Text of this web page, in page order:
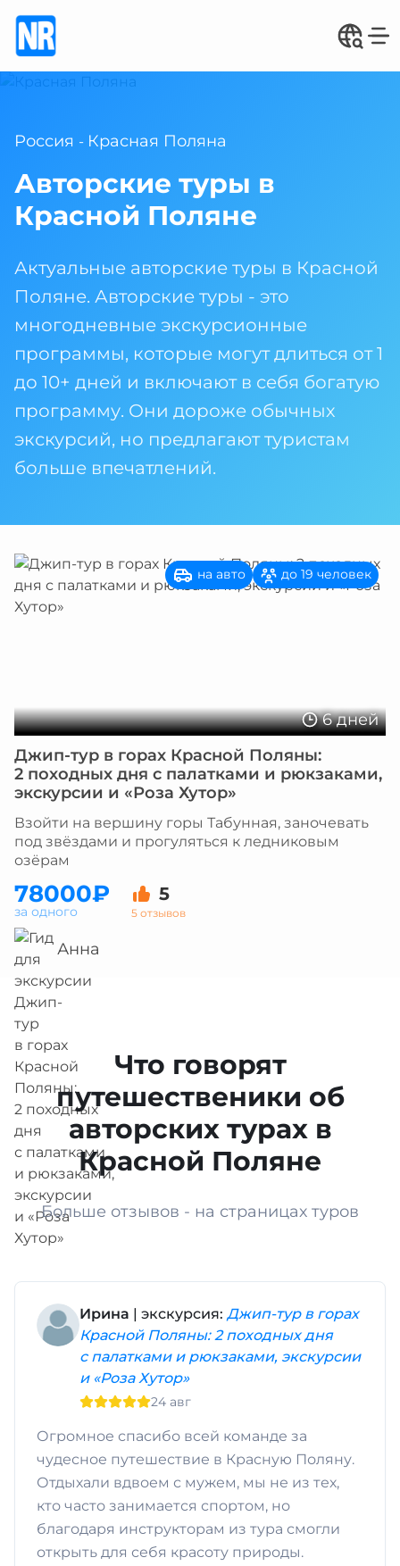
Россия - Красная Поляна
Авторские туры в
Красной Поляне
Актуальные авторские туры в Красной
Поляне. Авторские туры - это
многодневные экскурсионные
программы, которые могут длиться от 1
до 10+ дней и включают в себя богатую
программу. Они дороже обычных
экскурсий, но предлагают туристам
больше впечатлений.
6 дней
на авто до 19 человек
Джип-тур в горах Красной Поляны:
2 походных дня с палатками и рюкзаками,
экскурсии и «Роза Хутор»
Взойти на вершину горы Табунная, заночевать
под звёздами и прогуляться к ледниковым
озёрам
78000₽ 5
5 отзывов
за одного
Анна
Что говорят
путешественики об
авторских турах в
Красной Поляне
Больше отзывов - на страницах туров
Ирина | экскурсия: Джип-тур в горах
Красной Поляны: 2 походных дня
с палатками и рюкзаками, экскурсии
и «Роза Хутор»
24 авг
Огромное спасибо всей команде за
чудесное путешествие в Красную Поляну.
Отдыхали вдвоем с мужем, мы не из тех,
кто часто занимается спортом, но
благодаря инструкторам из тура смогли
открыть для себя красоту природы.